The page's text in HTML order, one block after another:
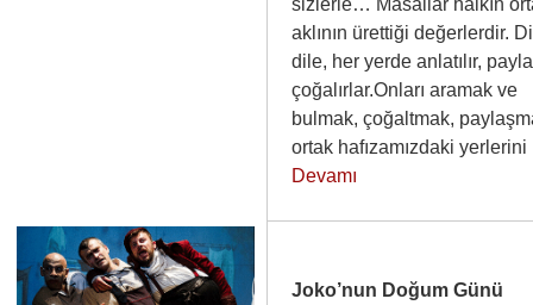
sizlerle… Masallar halkın
aklının ürettiği değerlerdir.
dile, her yerde anlatılır,
çoğalırlar.Onları aramak ve
bulmak, çoğaltmak,
ortak hafızamızdaki
Devamı
Joko’nun Doğum Günü